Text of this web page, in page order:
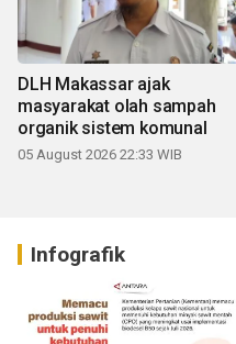
DLH Makassar ajak
masyarakat olah sampah
organik sistem komunal
05 August 2026 22:33 WIB
Infografik